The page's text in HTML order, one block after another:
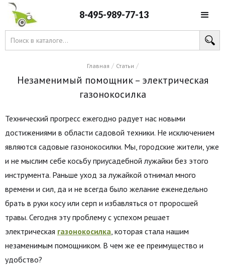
8-495-989-77-13
Главная / Статьи /
Незаменимый помощник – электрическая
газонокосилка
Технический прогресс ежегодно радует нас новыми
достижениями в области садовой техники. Не исключением
являются садовые газонокосилки. Мы, городские жители, уже
и не мыслим себе косьбу приусадебной лужайки без этого
инструмента. Раньше уход за лужайкой отнимал много
времени и сил, да и не всегда было желание еженедельно
брать в руки косу или серп и избавляться от проросшей
травы. Сегодня эту проблему с успехом решает
электрическая газонокосилка, которая стала нашим
незаменимым помощником. В чем же ее преимущество и
удобство?